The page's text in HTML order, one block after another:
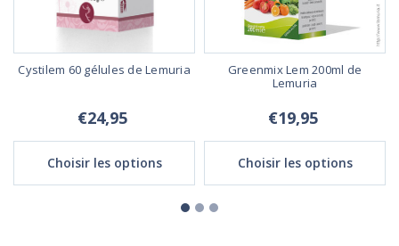
Cystilem 60 gélules de Lemuria
€24,95
Choisir les options
Greenmix Lem 200ml de
Lemuria
€19,95
Choisir les options